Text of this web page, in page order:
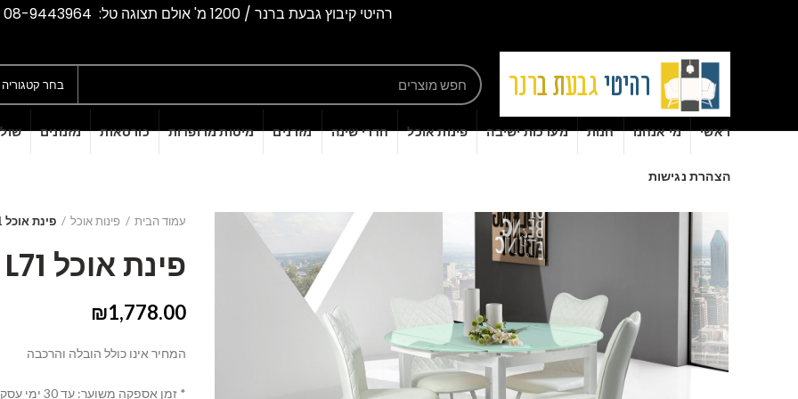
רהיטי קיבוץ גבעת ברנר / 1200 מ' אולם תצוגה טל: 08-9443964
בחר קטגוריה
ראשי מי אנחנו חנות מערכות ישיבה פינות אוכל חדרי שינה מזרנים מיטות מרופדות כורסאות מזנונים
הצהרת נגישות
עמוד הבית פינות אוכל פינת אוכל L71 דגם V1040
פינת אוכל L71 דגם V1040
₪1,778.00
המחיר אינו כולל הובלה והרכבה
* זמן אספקה משוער: עד 30 ימי עסקים